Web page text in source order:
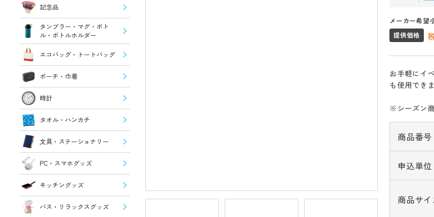
記念品
タンブラー・マグ・ボト
ル・ボトルホルダー
エコバッグ・トートバッグ
ポーチ・巾着
時計
タオル・ハンカチ
文具・ステーショナリー
PC・スマホグッズ
キッチングッズ
バス・リラックスグッズ
メーカー希望
提供価格
お手軽にイ
も使用できま
※シーズン
商品番号
申込単位
商品サ